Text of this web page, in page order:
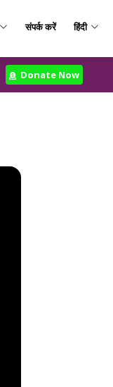
संपर्क करें हिंदी
Donate Now